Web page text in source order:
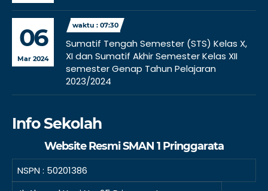
06
Mar 2024
waktu : 07:30
Sumatif Tengah Semester (STS) Kelas X,
XI dan Sumatif Akhir Semester Kelas XII
semester Genap Tahun Pelajaran
2023/2024
Info Sekolah
Website Resmi SMAN 1 Pringgarata
NSPN : 50201386